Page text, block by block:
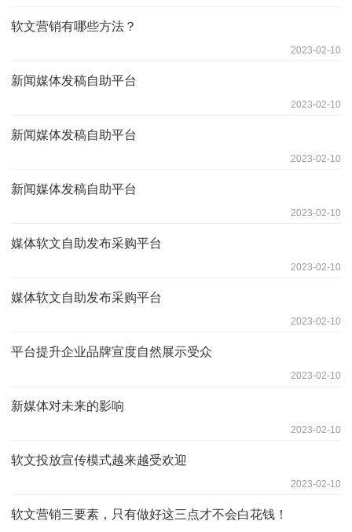
软文营销有哪些方法？
2023-02-10
新闻媒体发稿自助平台
2023-02-10
新闻媒体发稿自助平台
2023-02-10
新闻媒体发稿自助平台
2023-02-10
媒体软文自助发布采购平台
2023-02-10
媒体软文自助发布采购平台
2023-02-10
平台提升企业品牌宣度自然展示受众
2023-02-10
新媒体对未来的影响
2023-02-10
软文投放宣传模式越来越受欢迎
2023-02-10
软文营销三要素，只有做好这三点才不会白花钱！